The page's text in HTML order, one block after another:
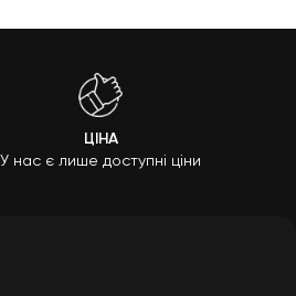
ЦІНА
У нас є лише доступні ціни